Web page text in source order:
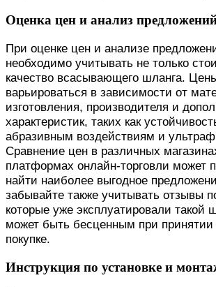
Оценка цен и анализ
При оценке цен и анализе
необходимо учитывать не только
качество всасывающего шланга.
варьироваться в зависимости от
изготовления, производителя и
характеристик, таких как
абразивным воздействиям и
Сравнение цен в различных
платформах онлайн-торговли может
найти наиболее выгодное
забывайте также учитывать отзывы
которые уже эксплуатировали такой
может быть бесценным при
покупке.
Инструкция по установке и